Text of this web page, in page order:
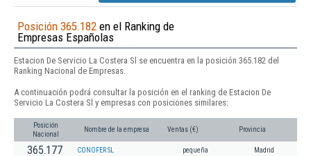
Posición 365.182 en el Ranking de
Empresas Españolas
Estacion De Servicio La Costera Sl se encuentra en la posición 365.182 del
Ranking Nacional de Empresas.
A continuación podrá consultar la posición en el ranking de Estacion De
Servicio La Costera Sl y empresas con posiciones similares:
Posición
Nacional
Nombre de la empresa Ventas (€) Provincia
365.177 CONOFER SL pequeña Madrid